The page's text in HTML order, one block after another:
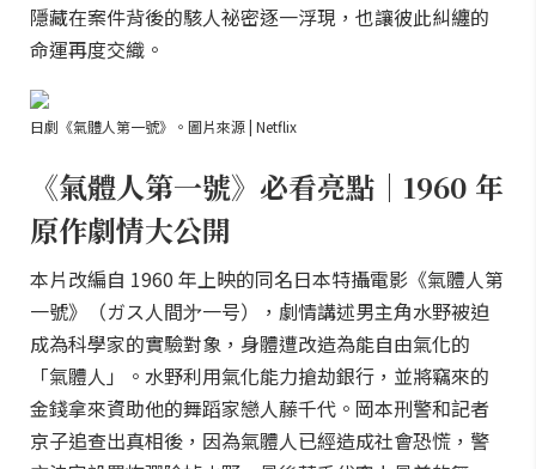
隱藏在案件背後的駭人祕密逐一浮現，也讓彼此糾纏的
命運再度交織。
日劇《氣體人第一號》。圖片來源 | Netflix
《氣體人第一號》必看亮點｜1960 年
原作劇情大公開
本片改編自 1960 年上映的同名日本特攝電影《氣體人第
一號》（ガス人間㐧一号），劇情講述男主角水野被迫
成為科學家的實驗對象，身體遭改造為能自由氣化的
「氣體人」。水野利用氣化能力搶劫銀行，並將竊來的
金錢拿來資助他的舞蹈家戀人藤千代。岡本刑警和記者
京子追查出真相後，因為氣體人已經造成社會恐慌，警